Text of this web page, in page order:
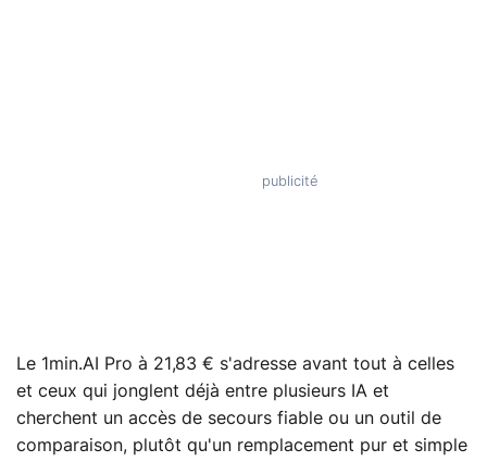
Le 1min.AI Pro à 21,83 € s'adresse avant tout à celles
et ceux qui jonglent déjà entre plusieurs IA et
cherchent un accès de secours fiable ou un outil de
comparaison, plutôt qu'un remplacement pur et simple